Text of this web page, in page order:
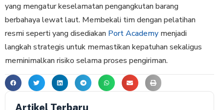
yang mengatur keselamatan pengangkutan barang
berbahaya lewat laut. Membekali tim dengan pelatihan
resmi seperti yang disediakan Port Academy menjadi
langkah strategis untuk memastikan kepatuhan sekaligus
meminimalkan risiko selama proses pengiriman.
Artikel Terbaru